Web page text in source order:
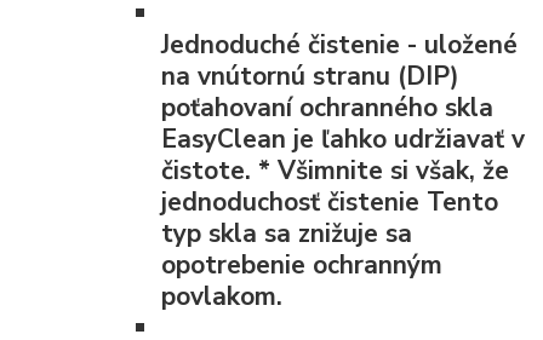
Jednoduché čistenie - uložené
na vnútornú stranu (DIP)
poťahovaní ochranného skla
EasyClean je ľahko udržiavať v
čistote. *Všimnite si však, že
jednoduchosť čistenie Tento
typ skla sa znižuje sa
opotrebenie ochranným
povlakom.